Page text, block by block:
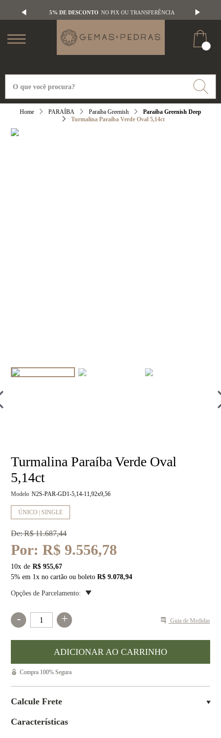
5% DE DESCONTO NO PIX OU TRANSFERÊNCIA
PARAÍBA Paraíba Greenish
Paraíba Greenish Deep
Turmalina Paraíba Verde Oval 5,14ct
Características
Turmalina Paraíba Verde Oval
5,14ct
Modelo N2S-PAR-GD1-5,14-11,92x9,56
ÚNICO | SINGLE
De:R$ 11.687,44
Por:R$ 9.556,78
10x
R$ 955,67
5% em 1x no cartão ou boletoR$ 9.078,94
Opções de Parcelamento:
- + Guia de Medidas
Compra 100% Segura
Calcule Frete